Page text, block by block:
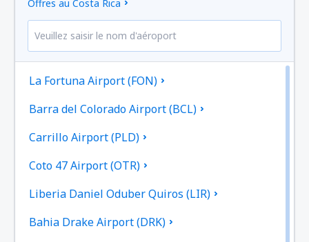
Offres au Costa Rica
La Fortuna Airport (FON)
Barra del Colorado Airport (BCL)
Carrillo Airport (PLD)
Coto 47 Airport (OTR)
Liberia Daniel Oduber Quiros (LIR)
Bahia Drake Airport (DRK)